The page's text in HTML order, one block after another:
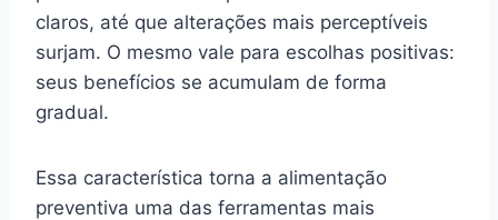
claros, até que alterações mais perceptíveis
surjam. O mesmo vale para escolhas positivas:
seus benefícios se acumulam de forma
gradual.
Essa característica torna a alimentação
preventiva uma das ferramentas mais